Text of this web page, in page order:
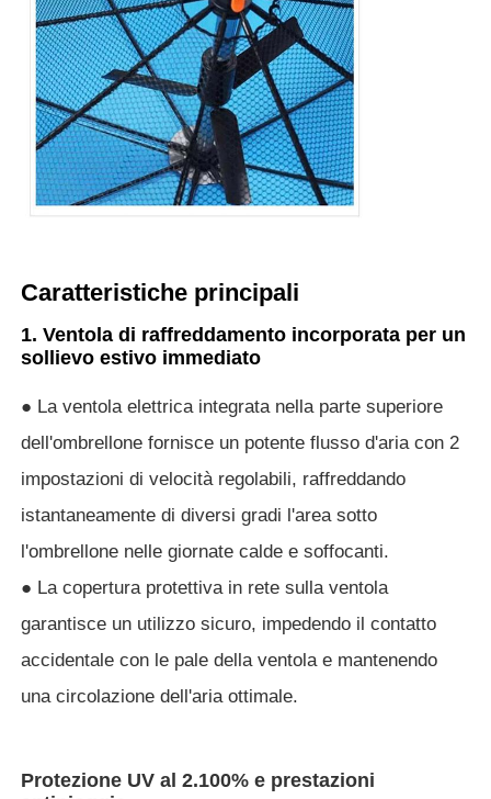
Ombrelloni inversi
Ombrelli a manico in legno
Ombrelli UV resistenti
ombrelli di spiaggia
Ombrelli creativi
Caratteristiche principali
1. Ventola di raffreddamento incorporata per un
sollievo estivo immediato
● La ventola elettrica integrata nella parte superiore
dell'ombrellone fornisce un potente flusso d'aria con 2
impostazioni di velocità regolabili, raffreddando
istantaneamente di diversi gradi l'area sotto
l'ombrellone nelle giornate calde e soffocanti.
● La copertura protettiva in rete sulla ventola
garantisce un utilizzo sicuro, impedendo il contatto
accidentale con le pale della ventola e mantenendo
una circolazione dell'aria ottimale.
Protezione UV al 2.100% e prestazioni